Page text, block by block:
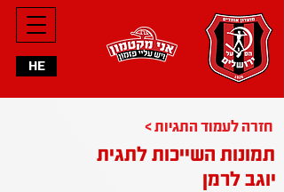
HE
< חזרה לעמוד התגיות
תמונות השייכות לתגית
יוגב לרמן